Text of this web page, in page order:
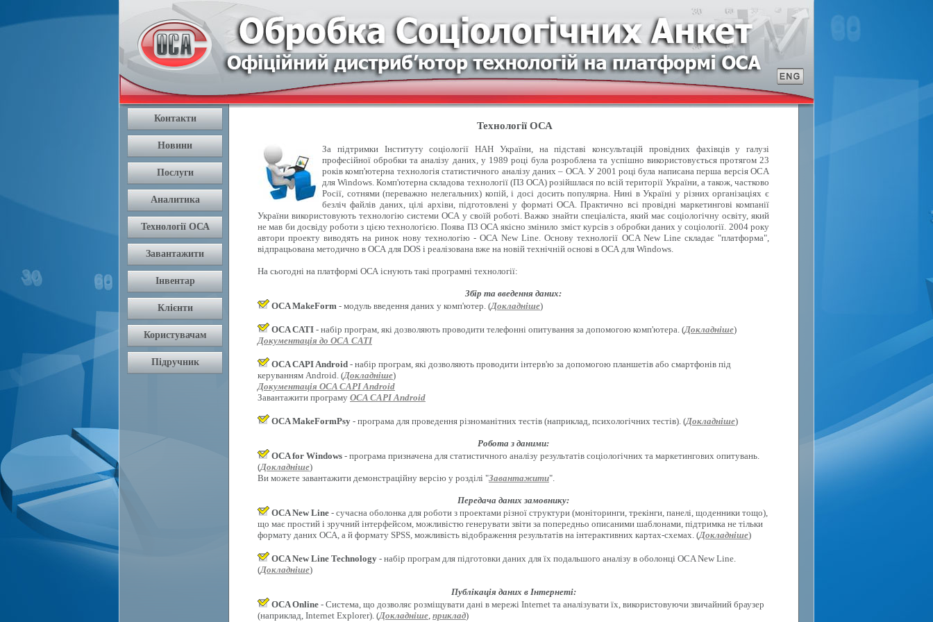
Технології ОСА
За підтримки Інституту соціології НАН України, на підставі консультацій провідних фахівців у галузі
професійної обробки та аналізу даних, у 1989 році була розроблена та успішно використовується протягом 23
років комп'ютерна технологія статистичного аналізу даних – ОСА. У 2001 році була написана перша версія OCA
для Windows. Комп'ютерна складова технології (ПЗ ОСА) розійшлася по всій території України, а також, частково
Росії, сотнями (переважно нелегальних) копій, і досі досить популярна. Нині в Україні у різних організаціях є
безліч файлів даних, цілі архіви, підготовлені у форматі ОСА. Практично всі провідні маркетингові компанії
України використовують технологію системи ОСА у своїй роботі. Важко знайти спеціаліста, який має соціологічну освіту, який
не мав би досвіду роботи з цією технологією. Поява ПЗ ОСА якісно змінило зміст курсів з обробки даних у соціології. 2004 року
автори проекту виводять на ринок нову технологію - ОСА New Line. Основу технології OCA New Line складає "платформа",
відпрацьована методично в ОСА для DOS і реалізована вже на новій технічній основі в ОСА для Windows.
На сьогодні на платформі ОСА існують такі програмні технології:
Збір та введення даних:
OCA MakeForm - модуль введення даних у комп'ютер. (Докладніше)
OCA CATI - набір програм, які дозволяють проводити телефонні опитування за допомогою комп'ютера. (Докладніше)
Документація до ОСА CATI
OCA CAPI Android - набір програм, які дозволяють проводити інтерв'ю за допомогою планшетів або смартфонів під
керуванням Android. (Докладніше)
Документація OCA CAPI Android
Завантажити програму OCA CAPI Android
OCA MakeFormPsy - програма для проведення різноманітних тестів (наприклад, психологічних тестів). (Докладніше)
Робота з даними:
OCA for Windows - програма призначена для статистичного аналізу результатів соціологічних та маркетингових опитувань.
(Докладніше)
Ви можете завантажити демонстраційну версію у розділі "Завантажити".
Передача даних замовнику:
OCA New Line - сучасна оболонка для роботи з проектами різної структури (моніторинги, трекінги, панелі, щоденники тощо),
що має простий і зручний інтерфейсом, можливістю генерувати звіти за попередньо описаними шаблонами, підтримка не тільки
формату даних ОСА, а й формату SPSS, можливість відображення результатів на інтерактивних картах-схемах. (Докладніше)
OCA New Line Technology - набір програм для підготовки даних для їх подальшого аналізу в оболонці OCA New Line.
(Докладніше)
Публікація даних в Інтернеті:
OCA Online - Система, що дозволяє розміщувати дані в мережі Internet та аналізувати їх, використовуючи звичайний браузер
(наприклад, Internet Explorer). (Докладніше, приклад)